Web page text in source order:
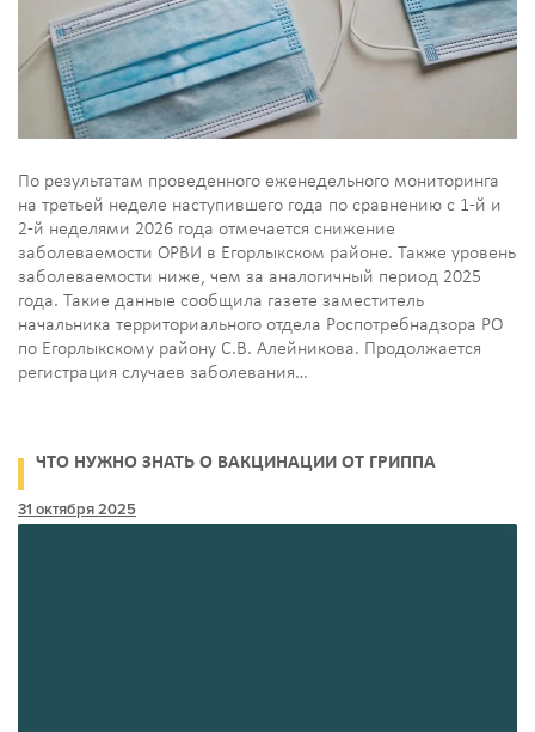
По результатам проведенного еженедельного мониторинга
на третьей неделе наступившего года по сравнению с 1-й и
2-й неделями 2026 года отмечается снижение
заболеваемости ОРВИ в Егорлыкском районе. Также уровень
заболеваемости ниже, чем за аналогичный период 2025
года. Такие данные сообщила газете заместитель
начальника территориального отдела Роспотребнадзора РО
по Егорлыкскому району С.В. Алейникова. Продолжается
регистрация случаев заболевания…
ЧТО НУЖНО ЗНАТЬ О ВАКЦИНАЦИИ ОТ ГРИППА
31 октября 2025